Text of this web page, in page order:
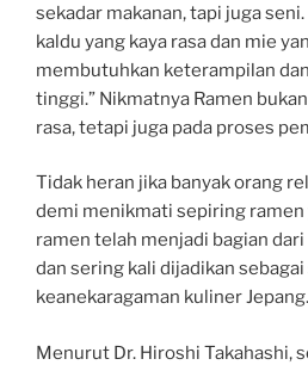
sekadar makanan, tapi juga
kaldu yang kaya rasa dan mie
membutuhkan keterampilan
tinggi.” Nikmatnya Ramen
rasa, tetapi juga pada proses
Tidak heran jika banyak orang
demi menikmati sepiring ramen
ramen telah menjadi bagian dari
dan sering kali dijadikan
keanekaragaman kuliner Jepang.
Menurut Dr. Hiroshi Takahashi,